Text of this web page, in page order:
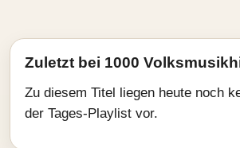
Zuletzt bei 1000
Zu diesem Titel liegen heute noch
der Tages-Playlist vor.